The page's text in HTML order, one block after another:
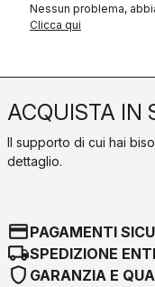
Nessun problema,
Clicca qui
ACQUISTA IN
Il supporto di cui hai
dettaglio.
credit_cardPAGAMENTI
local_shippingSPEDIZIONE
shield GARANZIA E